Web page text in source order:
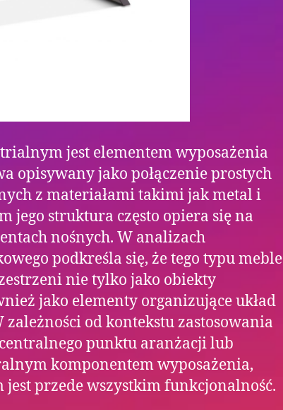
jest elementem wyposażenia
opisywany jako połączenie prostych
z materiałami takimi jak metal i
jego struktura często opiera się na
nośnych. W analizach
podkreśla się, że tego typu meble
nie tylko jako obiekty
jako elementy organizujące układ
zależności od kontekstu zastosowania
punktu aranżacji lub
komponentem wyposażenia,
jest przede wszystkim funkcjonalność.